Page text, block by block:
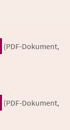
(PDF-Dokument,
(PDF-Dokument,